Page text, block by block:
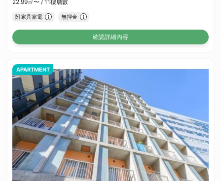
22.99㎡〜 / 11樓層數
附家具家電 無押金
確認詳細內容
APARTMENT